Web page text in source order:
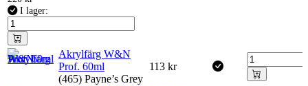
I lager:
Akrylfärg W&N
Prof. 60ml
(465) Payne’s Grey
113 kr